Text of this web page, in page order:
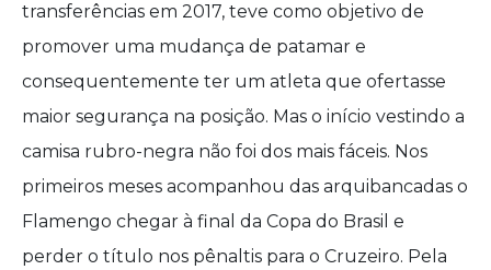
transferências em 2017, teve como objetivo de
promover uma mudança de patamar e
consequentemente ter um atleta que ofertasse
maior segurança na posição. Mas o início vestindo a
camisa rubro-negra não foi dos mais fáceis. Nos
primeiros meses acompanhou das arquibancadas o
Flamengo chegar à final da Copa do Brasil e
perder o título nos pênaltis para o Cruzeiro. Pela